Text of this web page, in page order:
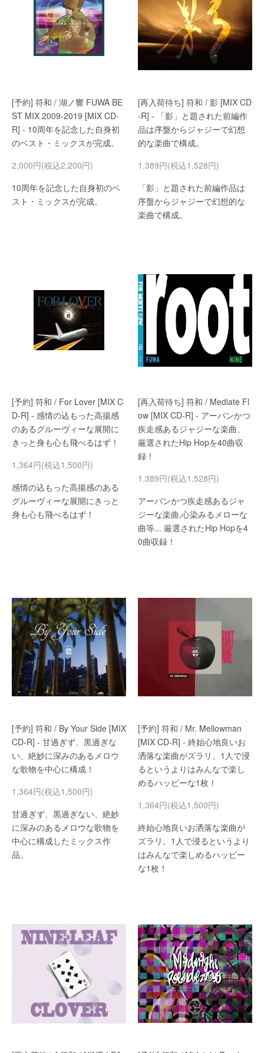
[予約] 符和 / 湖ノ響 FUWA BE
ST MIX 2009-2019 [MIX CD-
R] - 10周年を記念した自身初
のベスト・ミックスが完成。
2,000円(税込2,200円)
10周年を記念した自身初のベ
スト・ミックスが完成。
[再入荷待ち] 符和 / 影 [MIX CD
-R] - 「影」と題された前編作
品は序盤からジャジーで幻想
的な楽曲で構成。
1,389円(税込1,528円)
「影」と題された前編作品は
序盤からジャジーで幻想的な
楽曲で構成。
[予約] 符和 / For Lover [MIX C
D-R] - 感情の込もった高揚感
のあるグルーヴィーな展開に
きっと身も心も飛べるはず！
1,364円(税込1,500円)
感情の込もった高揚感のある
グルーヴィーな展開にきっと
身も心も飛べるはず！
[再入荷待ち] 符和 / Mediate Fl
ow [MIX CD-R] - アーバンかつ
疾走感あるジャジーな楽曲、
厳選されたHip Hopを40曲収
録！
1,389円(税込1,528円)
アーバンかつ疾走感あるジャ
ジーな楽曲,心染みるメローな
曲等... 厳選されたHip Hopを4
0曲収録！
[予約] 符和 / By Your Side [MIX
CD-R] - 甘過ぎず、黒過ぎな
い、絶妙に深みのあるメロウ
な歌物を中心に構成！
1,364円(税込1,500円)
甘過ぎず、黒過ぎない、絶妙
に深みのあるメロウな歌物を
中心に構成したミックス作
品。
[予約] 符和 / Mr. Mellowman
[MIX CD-R] - 終始心地良いお
洒落な楽曲がズラリ。1人で浸
るというよりはみんなで楽し
めるハッピーな1枚！
1,364円(税込1,500円)
終始心地良いお洒落な楽曲が
ズラリ。1人で浸るというより
はみんなで楽しめるハッピー
な1枚！